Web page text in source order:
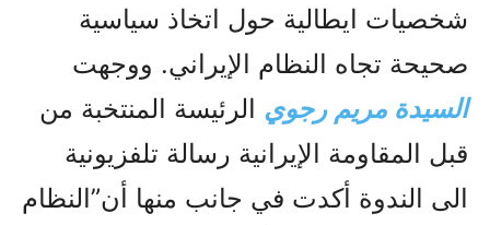
شخصيات ايطالية حول اتخاذ سياسية
صحيحة تجاه النظام الإيراني. ووجهت
السيدة مريم رجوي الرئيسة المنتخبة من
قبل المقاومة الإيرانية رسالة تلفزيونية
الى الندوة أکدت في جانب منها أن”النظام